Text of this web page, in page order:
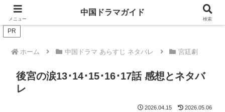
ドラマは歴史を知るともっと面白い！
PR
ホーム 中国ドラマ あらすじ ネタバレ 宮廷劇
後宮の涙13･14･15･16･17話 感想とネタバ
レ
2026.04.15 2026.05.06
メニュー
中国ドラマガイド
検索